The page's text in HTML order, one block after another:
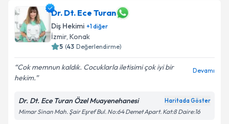
Dr. Dt. Ece Turan
Diş Hekimi +1diğer
İzmir, Konak
5 (43 Değerlendirme)
Cok memnun kaldık. Cocuklarla iletisimi çok iyi bir
hekim.
Devamı
Dr. Dt. Ece Turan Özel Muayenehanesi Haritada Göster
Mimar Sinan Mah. Şair Eşref Bul. No:64 Demet Apart. Kat:8 Daire:16